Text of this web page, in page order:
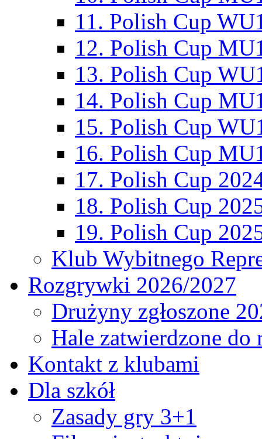
11. Polish Cup
12. Polish Cup
13. Polish Cup
14. Polish Cup
15. Polish Cup
16. Polish Cup
17. Polish Cup
18. Polish Cup
19. Polish Cup
Klub Wybitnego
Rozgrywki 2026/2027
Drużyny zgłoszone
Hale zatwierdzone
Kontakt z klubami
Dla szkół
Zasady gry 3+1